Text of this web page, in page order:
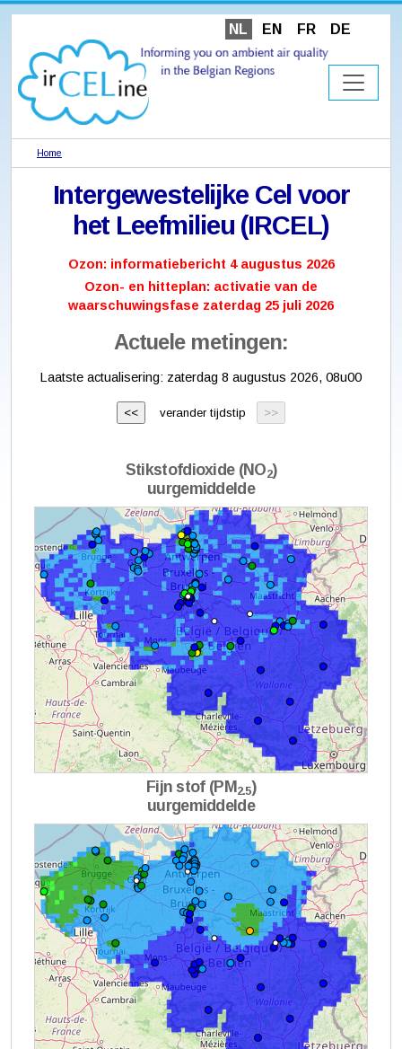
NL EN FR DE
Home
Intergewestelijke Cel voor
het Leefmilieu (IRCEL)
Ozon: informatiebericht 4 augustus 2026
Ozon- en hitteplan: activatie van de
waarschuwingsfase zaterdag 25 juli 2026
Actuele metingen:
Laatste actualisering: zaterdag 8 augustus 2026, 08u00
verander tijdstip
Stikstofdioxide (NO2)
uurgemiddelde
Fijn stof (PM2.5)
uurgemiddelde